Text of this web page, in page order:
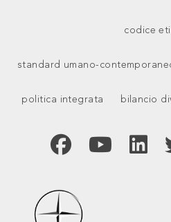
codice
standard umano-
politica integrata bilancio